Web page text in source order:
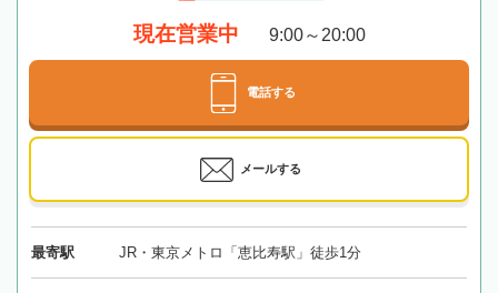
現在営業中 9:00～20:00
電話する
メールする
最寄駅 JR・東京メトロ「恵比寿駅」徒歩1分